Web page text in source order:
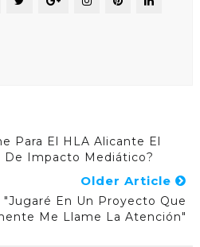
Para El HLA Alicante El
De Impacto Mediático?
Older Article
En Un Proyecto Que
Me Llame La Atención"